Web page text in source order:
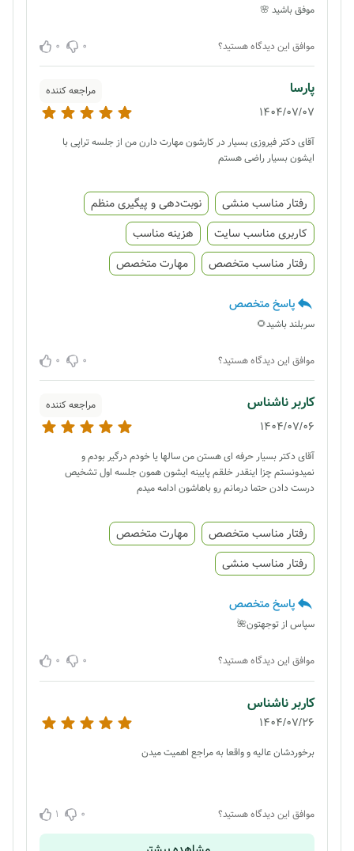
موفق باشید 🌸
موافق این دیدگاه هستید؟ 0
0
پارسا مراجعه کننده
1404/07/07
آقای دکتر فیروزی بسیار در کارشون مهارت دارن من از جلسه تراپی با
ایشون بسیار راضی هستم
رفتار مناسب منشی
نوبت‌دهی و پیگیری منظم
کاربری مناسب سایت
هزینه مناسب
رفتار مناسب متخصص
مهارت متخصص
پاسخ متخصص
سربلند باشید🌻
موافق این دیدگاه هستید؟ 0
0
کاربر ناشناس مراجعه کننده
1404/07/06
آقای دکتر بسیار حرفه ای هستن من سالها یا خودم درگیر بودم و
نمیدونستم چزا اینقدر خلقم پایینه ایشون همون جلسه اول تشخیص
درست دادن حتما درمانم رو باهاشون ادامه میدم
رفتار مناسب متخصص
مهارت متخصص
رفتار مناسب منشی
پاسخ متخصص
سپاس از توجهتون🌺
موافق این دیدگاه هستید؟ 0
0
کاربر ناشناس
1404/07/26
برخوردشان عالیه و واقعا به مراجع اهمیت میدن
موافق این دیدگاه هستید؟ 0
1